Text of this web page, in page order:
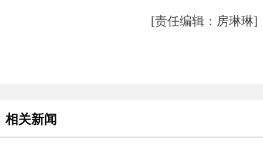
[责任编辑：房琳琳]
相关新闻